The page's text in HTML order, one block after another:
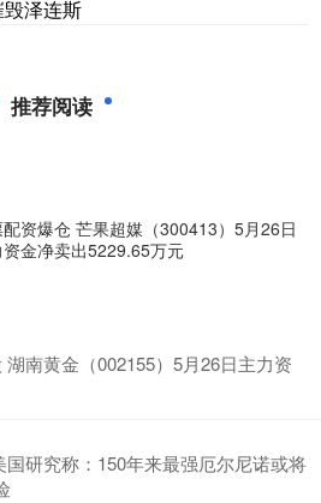
泽连斯
推荐阅读
配资爆仓 芒果超媒（300413）5月26日
资金净卖出5229.65万元
南黄金（002155）5月26日主力资
研究称：150年来最强厄尔尼诺或将